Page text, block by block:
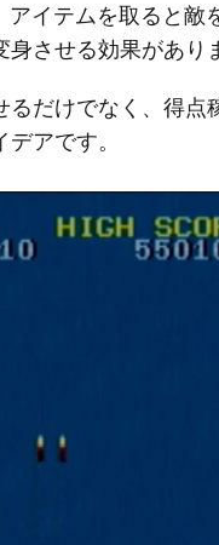
アイテムを取ると敵
させる効果があり
るだけでなく、得
アです。